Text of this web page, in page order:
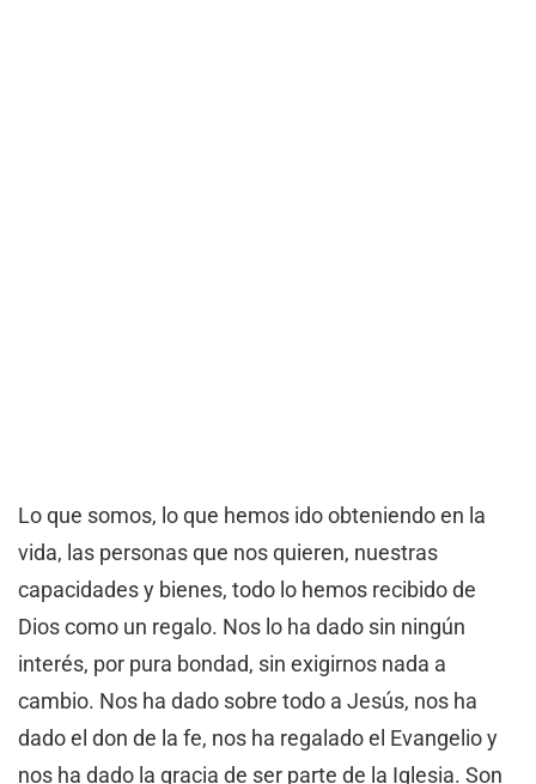
Lo que somos, lo que hemos ido obteniendo en la
vida, las personas que nos quieren, nuestras
capacidades y bienes, todo lo hemos recibido de
Dios como un regalo. Nos lo ha dado sin ningún
interés, por pura bondad, sin exigirnos nada a
cambio. Nos ha dado sobre todo a Jesús, nos ha
dado el don de la fe, nos ha regalado el Evangelio y
nos ha dado la gracia de ser parte de la Iglesia. Son